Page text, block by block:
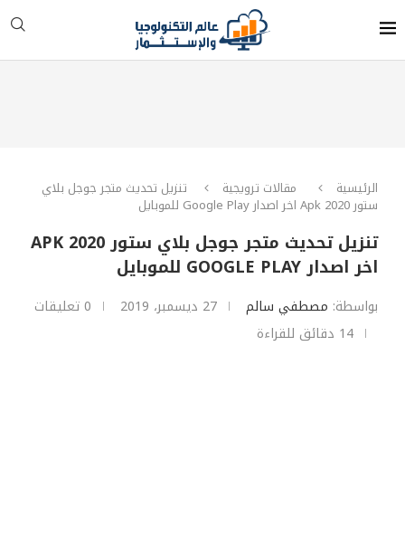
الرئيسية مقالات ترويجية تنزيل تحديث متجر جوجل بلاي
ستور 2020 Apk اخر اصدار Google Play للموبايل
تنزيل تحديث متجر جوجل بلاي ستور 2020 APK
اخر اصدار GOOGLE PLAY للموبايل
بواسطة: مصطفي سالم 27 ديسمبر، 2019
0 تعليقات
14 دقائق للقراءة